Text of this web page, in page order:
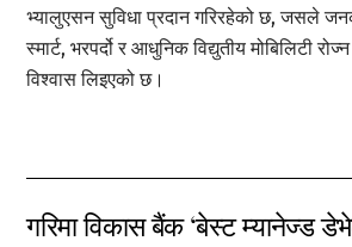
भ्यालुएसन सुविधा प्रदान गरिरहेको छ, जसले
स्मार्ट, भरपर्दो र आधुनिक विद्युतीय मोबिलिटी
विश्वास लिइएको छ।
गरिमा विकास बैंक ‘बेस्ट म्यानेज्ड